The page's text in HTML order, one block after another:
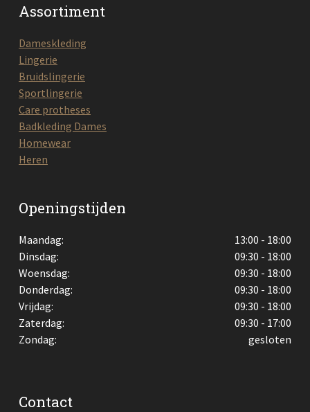
Assortiment
Dameskleding
Lingerie
Bruidslingerie
Sportlingerie
Care protheses
Badkleding Dames
Homewear
Heren
Openingstijden
Maandag:
13:00 - 18:00
Dinsdag:
09:30 - 18:00
Woensdag:
09:30 - 18:00
Donderdag:
09:30 - 18:00
Vrijdag:
09:30 - 18:00
Zaterdag:
09:30 - 17:00
Zondag:
gesloten
Contact